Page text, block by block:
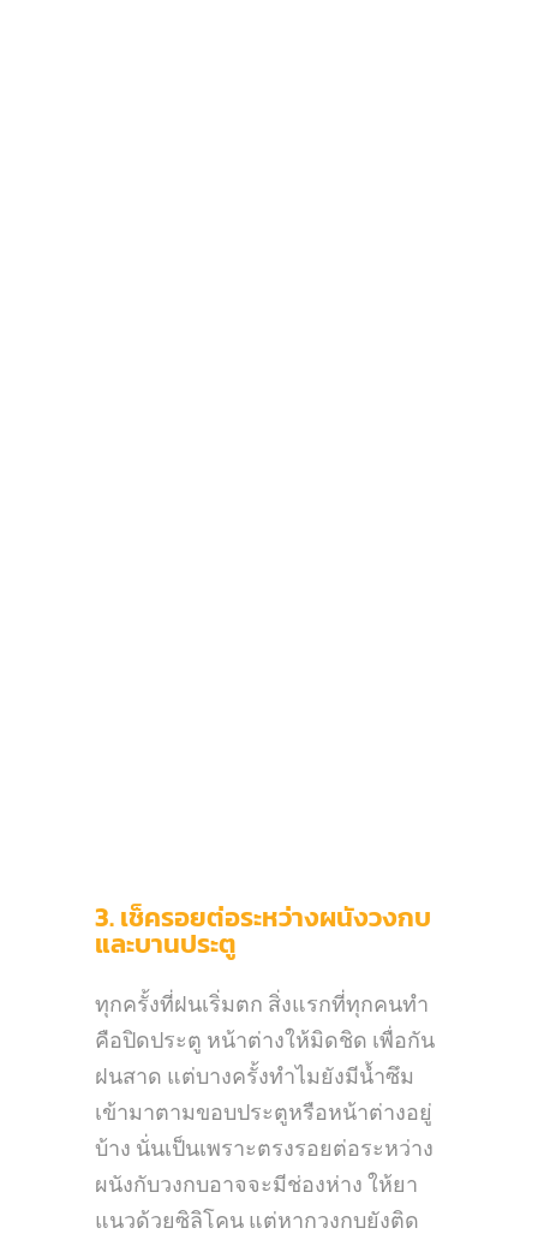
3. เช็ครอยต่อระหว่างผนังวงกบ
และบานประตู
ทุกครั้งที่ฝนเริ่มตก สิ่งแรกที่ทุกคนทำ
คือปิดประตู หน้าต่างให้มิดชิด เพื่อกัน
ฝนสาด แต่บางครั้งทำไมยังมีน้ำซึม
เข้ามาตามขอบประตูหรือหน้าต่างอยู่
บ้าง นั่นเป็นเพราะตรงรอยต่อระหว่าง
ผนังกับวงกบอาจจะมีช่องห่าง ให้ยา
แนวด้วยซิลิโคน แต่หากวงกบยังติด